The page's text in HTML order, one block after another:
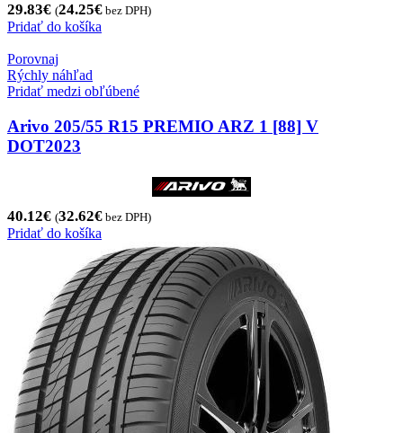
29.83€ (24.25€ bez DPH)
Pridať do košíka
Porovnaj
Rýchly náhľad
Pridať medzi obľúbené
Arivo 205/55 R15 PREMIO ARZ 1 [88] V
DOT2023
40.12€ (32.62€ bez DPH)
Pridať do košíka